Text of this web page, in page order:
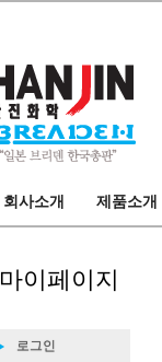
회사소개
오시는길
제품소개
마루후지
카탈로그
마이페이지
로그인